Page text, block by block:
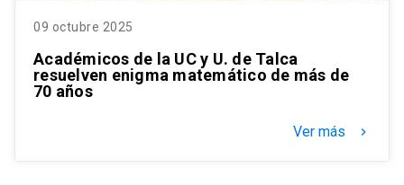
09 octubre 2025
Académicos de la UC y U. de Talca
resuelven enigma matemático de más de
70 años
Ver más keyboard_arrow_right